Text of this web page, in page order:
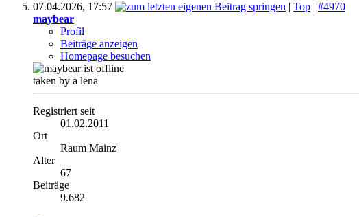
07.04.2026, 17:57 | Top | #4970
maybear
Profil
Beiträge anzeigen
Homepage besuchen
taken by a lena
Registriert seit
01.02.2011
Ort
Raum Mainz
Alter
67
Beiträge
9.682